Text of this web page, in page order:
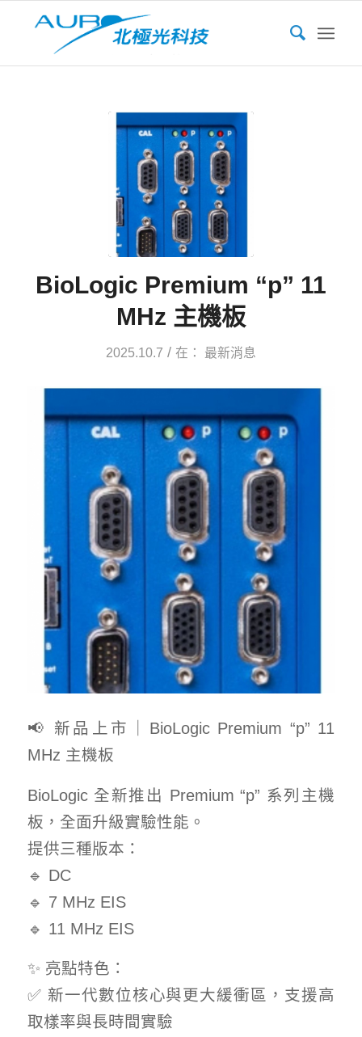
BioLogic Premium “p” 11
MHz 主機板
2025.10.7 / 在： 最新消息
📢 新品上市｜BioLogic Premium “p” 11
MHz 主機板
BioLogic 全新推出 Premium “p” 系列主機
板，全面升級實驗性能。
提供三種版本：
🔹 DC
🔹 7 MHz EIS
🔹 11 MHz EIS
✨ 亮點特色：
✅ 新一代數位核心與更大緩衝區，支援高
取樣率與長時間實驗